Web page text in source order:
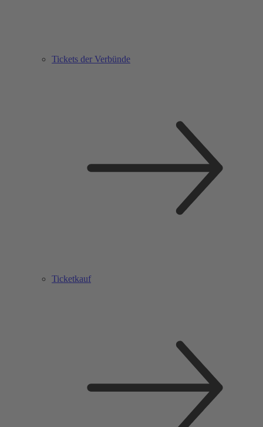
Tickets der Verbünde
Ticketkauf